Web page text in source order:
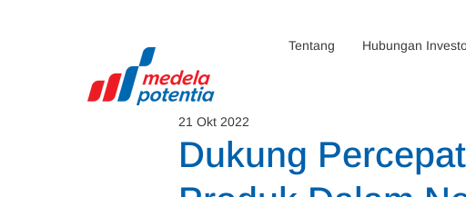
Tentang Hubungan
Dukung
21 Okt 2022